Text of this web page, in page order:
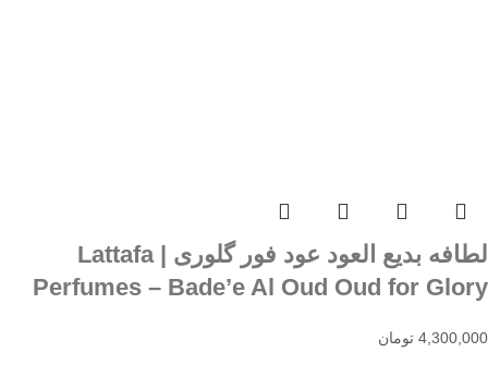
لطافه بدیع العود عود فور گلوری | Lattafa
Perfumes – Bade’e Al Oud Oud for Glory
4,300,000 تومان